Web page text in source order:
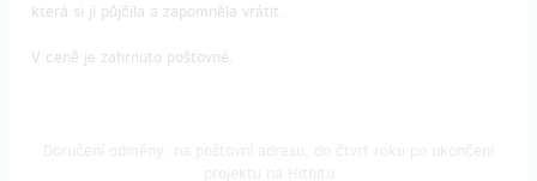
která si jí půjčila a zapomněla vrátit.
​V ceně je zahrnuto poštovné.